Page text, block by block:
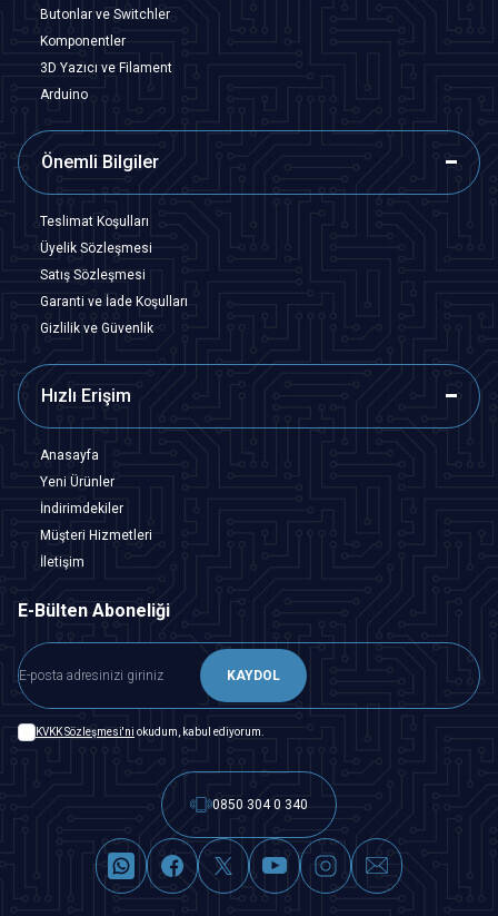
Butonlar ve Switchler
Komponentler
3D Yazıcı ve Filament
Arduino
Önemli Bilgiler
Teslimat Koşulları
Üyelik Sözleşmesi
Satış Sözleşmesi
Garanti ve İade Koşulları
Gizlilik ve Güvenlik
Hızlı Erişim
Anasayfa
Yeni Ürünler
İndirimdekiler
Müşteri Hizmetleri
İletişim
E-Bülten Aboneliği
KAYDOL
KVKK Sözleşmesi'ni okudum, kabul ediyorum.
0850 304 0 340